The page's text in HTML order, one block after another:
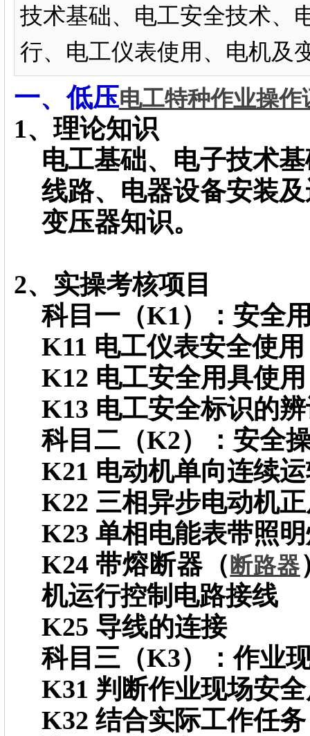
技术基础、电工安全技术、
行、电工仪表使用、电机及
一、低压电工特种作业操作
1、理论知识
电工基础、电子技术
线路、电器设备安装
变压器知识。
2、实操考核项目
科目一（K1）：安全
K11 电工仪表安全使用
K12 电工安全用具使用
K13 电工安全标识的
科目二（K2）：安全
K21 电动机单向连续
K22 三相异步电动机
K23 单相电能表带照
K24 带熔断器（ 断路器
机运行控制电路接线
K25 导线的连接
科目三（K3）：作业
K31 判断作业现场安
K32 结合实际工作任